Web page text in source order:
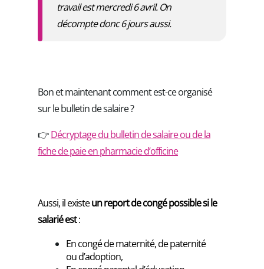
travail est mercredi 6 avril. On
décompte donc 6 jours aussi.
Bon et maintenant comment est-ce organisé
sur le bulletin de salaire ?
👉Décryptage du bulletin de salaire ou de la
fiche de paie en pharmacie d’officine
Aussi, il existeun report de congé possible si le
salarié est:
En congé de maternité, de paternité
ou d’adoption,